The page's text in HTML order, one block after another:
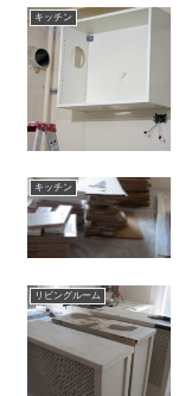
キッチン
キッチン
リビングルーム